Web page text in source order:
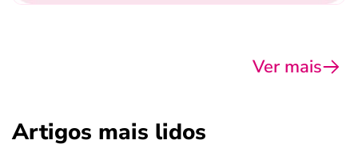
Ver mais
Artigos mais lidos